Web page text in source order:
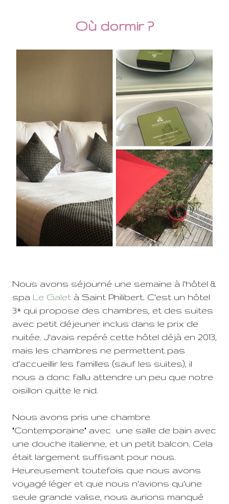
Où dormir ?
Nous avons séjourné une semaine à l'hôtel &
spa Le Galet à Saint Philibert. C'est un hôtel
3* qui propose des chambres, et des suites
avec petit déjeuner inclus dans le prix de
nuitée. J'avais repéré cette hôtel déjà en 2013,
mais les chambres ne permettent pas
d'accueillir les familles (sauf les suites), il
nous a donc fallu attendre un peu que notre
oisillon quitte le nid.
Nous avons pris une chambre
"Contemporaine" avec une salle de bain avec
une douche italienne, et un petit balcon. Cela
était largement suffisant pour nous.
Heureusement toutefois que nous avons
voyagé léger et que nous n'avions qu'une
seule grande valise, nous aurions manqué